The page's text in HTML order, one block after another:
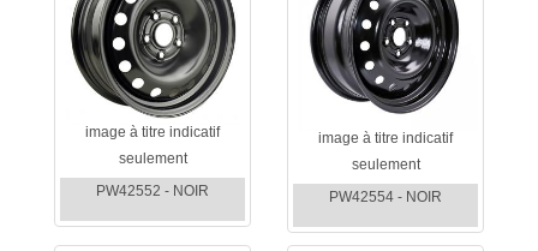
image à titre indicatif
seulement
PW42552 - NOIR
image à titre indicatif
seulement
PW42554 - NOIR